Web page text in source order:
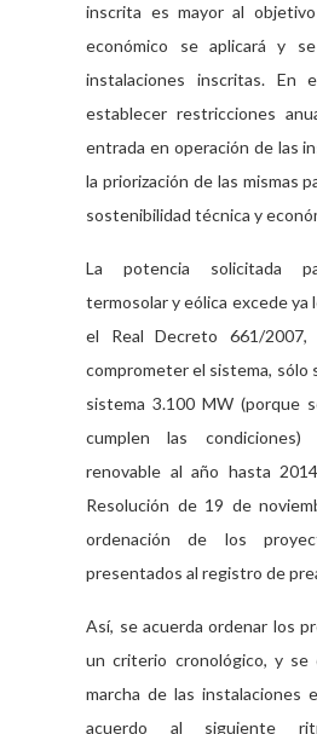
inscrita es mayor al
económico se aplicará y
instalaciones inscritas. En
establecer restricciones
entrada en operación de las
la priorización de las mismas
sostenibilidad técnica y
La potencia solicitada
termosolar y eólica excede ya
el Real Decreto 661/
comprometer el sistema, sólo
sistema 3.100 MW (porque
cumplen las
renovable al año hasta
Resolución de 19 de
ordenación de los
presentados al registro de
Así, se acuerda ordenar los
un criterio cronológico, y se
marcha de las instalaciones
acuerdo al siguiente